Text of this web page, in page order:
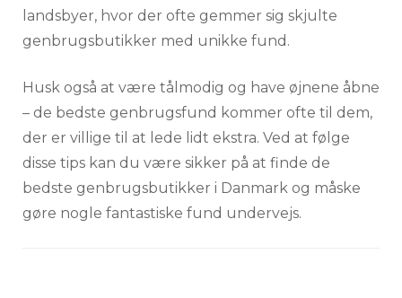
landsbyer, hvor der ofte gemmer sig skjulte
genbrugsbutikker med unikke fund.
Husk også at være tålmodig og have øjnene åbne
– de bedste genbrugsfund kommer ofte til dem,
der er villige til at lede lidt ekstra. Ved at følge
disse tips kan du være sikker på at finde de
bedste genbrugsbutikker i Danmark og måske
gøre nogle fantastiske fund undervejs.